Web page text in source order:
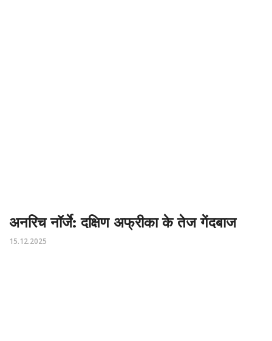
अनरिच नॉर्जे: दक्षिण अफ्रीका के तेज गेंदबाज
15.12.2025